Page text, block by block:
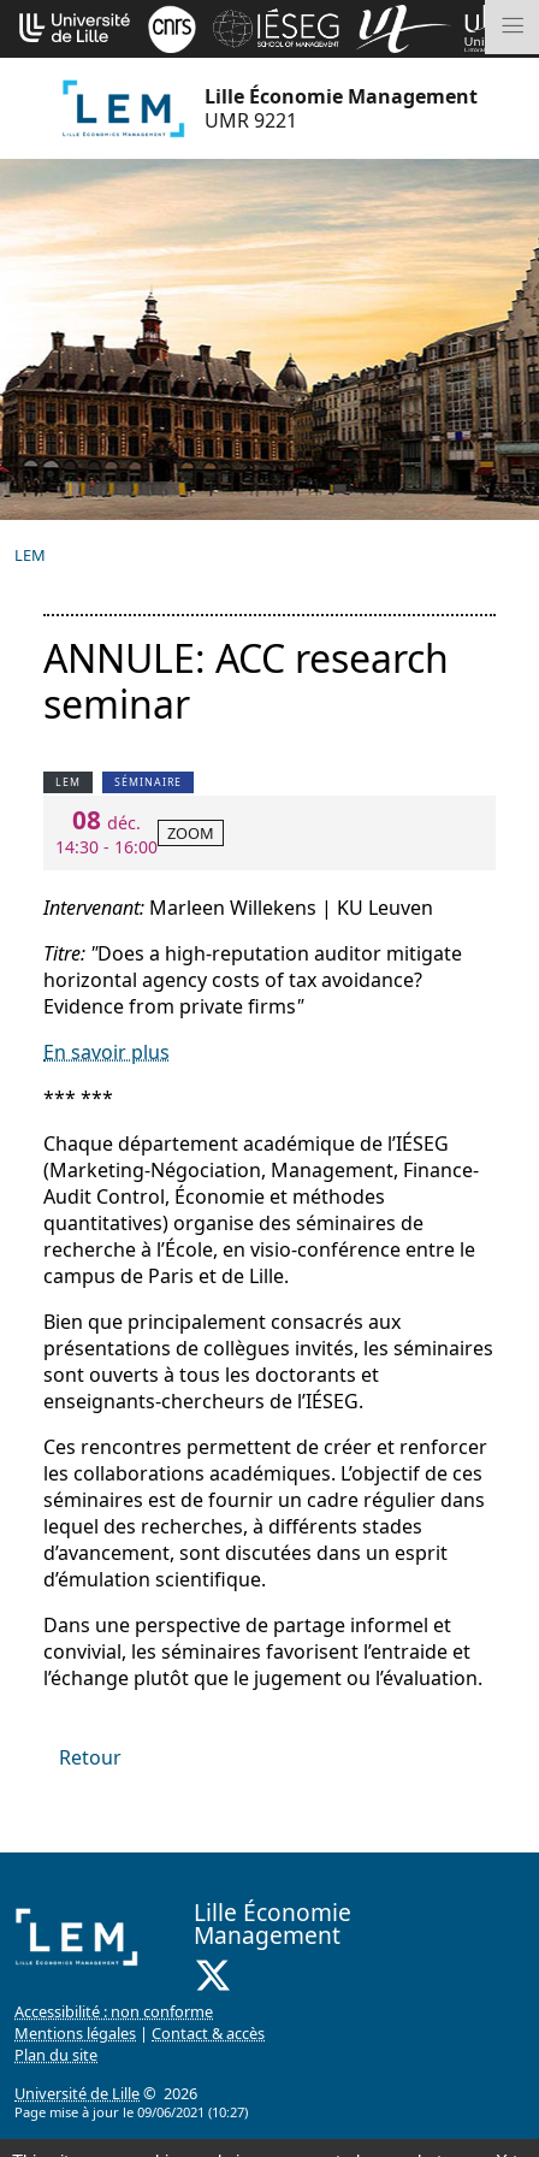
Aller
au
contenu
Lille Économie Management
UMR 9221
LEM
ANNULE: ACC research
seminar
LEM SÉMINAIRE
08 déc.
14:30 - 16:00
ZOOM
Intervenant: Marleen Willekens | KU Leuven
Titre: "Does a high-reputation auditor mitigate
horizontal agency costs of tax avoidance?
Evidence from private firms"
En savoir plus
*** ***
Chaque département académique de l’IÉSEG
(Marketing-Négociation, Management, Finance-
Audit Control, Économie et méthodes
quantitatives) organise des séminaires de
recherche à l’École, en visio-conférence entre le
campus de Paris et de Lille.
Bien que principalement consacrés aux
présentations de collègues invités, les séminaires
sont ouverts à tous les doctorants et
enseignants-chercheurs de l’IÉSEG.
Ces rencontres permettent de créer et renforcer
les collaborations académiques. L’objectif de ces
séminaires est de fournir un cadre régulier dans
lequel des recherches, à différents stades
d’avancement, sont discutées dans un esprit
d’émulation scientifique.
Dans une perspective de partage informel et
convivial, les séminaires favorisent l’entraide et
l’échange plutôt que le jugement ou l’évaluation.
Retour
Lille Économie
Management
Accessibilité : non conforme
Mentions légales | Contact & accès
Plan du site
Université de Lille© 2026
Page mise à jour le 09/06/2021 (10:27)
Cookies management panel